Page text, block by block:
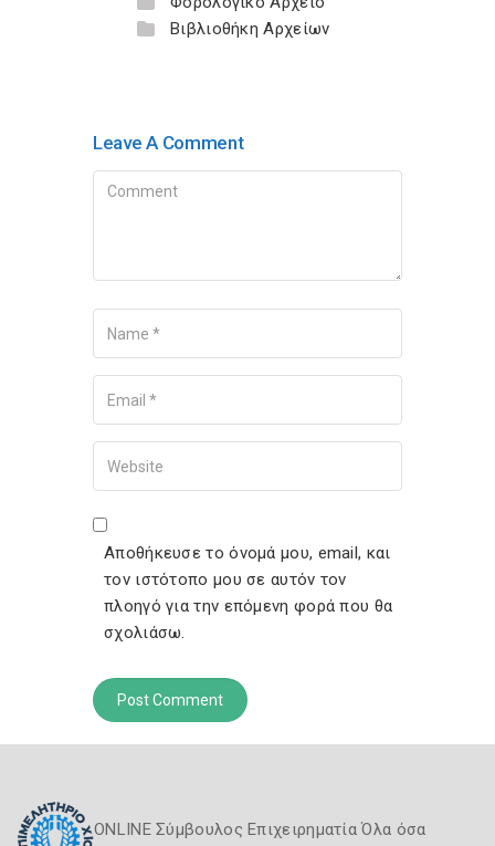
Βιβλιοθήκη Αρχείων
Leave A Comment
Comment
Name
Your Email
Your Website
Αποθήκευσε το όνομά μου, email, και
τον ιστότοπο μου σε αυτόν τον
πλοηγό για την επόμενη φορά που θα
σχολιάσω.
ONLINE Σύμβουλος Επιχειρηματία Όλα όσα